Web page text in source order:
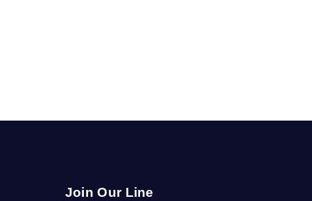
Join Our Line